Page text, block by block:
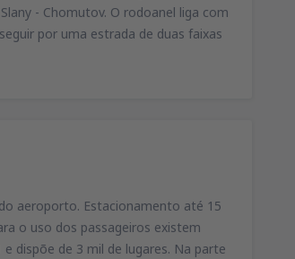
- Chomutov. O rodoanel liga com
por uma estrada de duas faixas
aeroporto. Estacionamento até 15
o uso dos passageiros existem
dispõe de 3 mil de lugares. Na parte